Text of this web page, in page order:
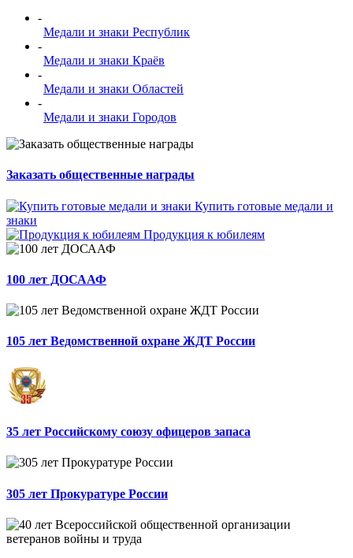
-
Медали и знаки Республик
-
Медали и знаки Краёв
-
Медали и знаки Областей
-
Медали и знаки Городов
Заказать общественные награды
Купить готовые медали и
знаки
Продукция к юбилеям
100 лет ДОСААФ
105 лет Ведомственной охране ЖДТ России
35 лет Российскому союзу офицеров запаса
305 лет Прокуратуре России